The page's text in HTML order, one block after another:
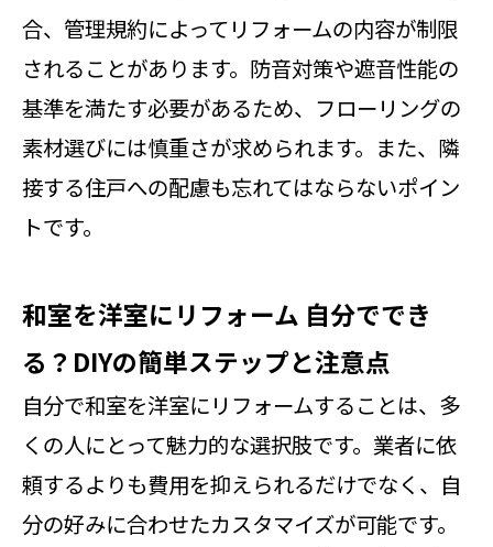
合、管理規約によってリフォームの内容が制限
されることがあります。防音対策や遮音性能の
基準を満たす必要があるため、フローリングの
素材選びには慎重さが求められます。また、隣
接する住戸への配慮も忘れてはならないポイン
トです。
和室を洋室にリフォーム 自分ででき
る？DIYの簡単ステップと注意点
自分で和室を洋室にリフォームすることは、多
くの人にとって魅力的な選択肢です。業者に依
頼するよりも費用を抑えられるだけでなく、自
分の好みに合わせたカスタマイズが可能です。